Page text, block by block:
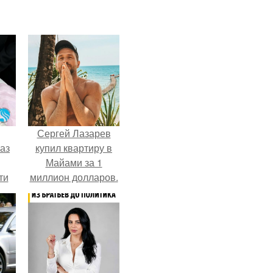
-
Сергей Лазарев
купил квартиру в
Майами за 1
миллион долларов.